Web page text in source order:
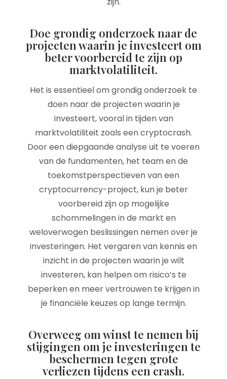
Doe grondig onderzoek naar de
projecten waarin je investeert om
beter voorbereid te zijn op
marktvolatiliteit.
Het is essentieel om grondig onderzoek te
doen naar de projecten waarin je
investeert, vooral in tijden van
marktvolatiliteit zoals een cryptocrash.
Door een diepgaande analyse uit te voeren
van de fundamenten, het team en de
toekomstperspectieven van een
cryptocurrency-project, kun je beter
voorbereid zijn op mogelijke
schommelingen in de markt en
weloverwogen beslissingen nemen over je
investeringen. Het vergaren van kennis en
inzicht in de projecten waarin je wilt
investeren, kan helpen om risico’s te
beperken en meer vertrouwen te krijgen in
je financiële keuzes op lange termijn.
Overweeg om winst te nemen bij
stijgingen om je investeringen te
beschermen tegen grote
verliezen tijdens een crash.